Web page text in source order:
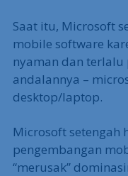
Saat itu, Microsoft
mobile software
nyaman dan
andalannya –
desktop/laptop.
Microsoft setengah
pengembangan
“merusak”